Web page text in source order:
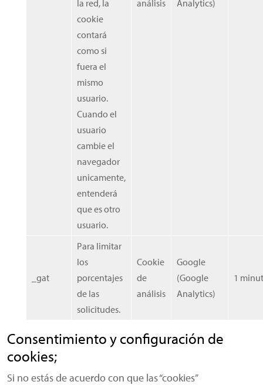
la red, la
cookie
contará
como si
fuera el
mismo
usuario.
Cuando el
usuario
cambie el
navegador
unicamente,
entenderá
que es otro
usuario.
análisis Analytics)
_gat
Para limitar
los
porcentajes
de las
solicitudes.
Cookie
de
análisis
Google
(Google
Analytics)
1
Consentimiento y configuración de
cookies;
Si no estás de acuerdo con que las “cookies”